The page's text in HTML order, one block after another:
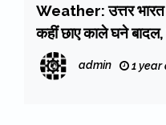
Weather: उत्तर भारत
कहीं छाए काले घने बादल,
ने बढ़ाई ठंड
admin 1 year